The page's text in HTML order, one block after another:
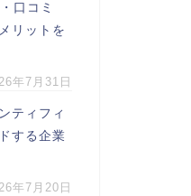
口コミ
リットを
年7月31日
ティフィ
する企業
年7月20日